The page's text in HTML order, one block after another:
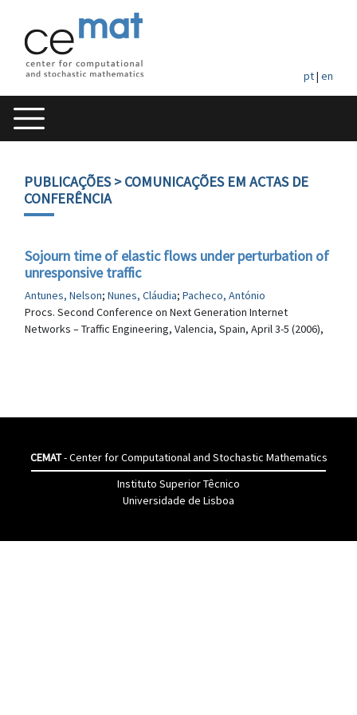
pt| en
PUBLICAÇÕES> COMUNICAÇÕES EM ACTAS DE
CONFERÊNCIA
Sojourn time of elastic flows under perturbation of
unresponsive traffic
Antunes, Nelson; Nunes, Cláudia; Pacheco, António
Procs. Second Conference on Next Generation Internet
Networks – Traffic Engineering, Valencia, Spain, April 3-5 (2006),
CEMAT- Center for Computational and Stochastic Mathematics
Instituto Superior Têcnico
Universidade de Lisboa